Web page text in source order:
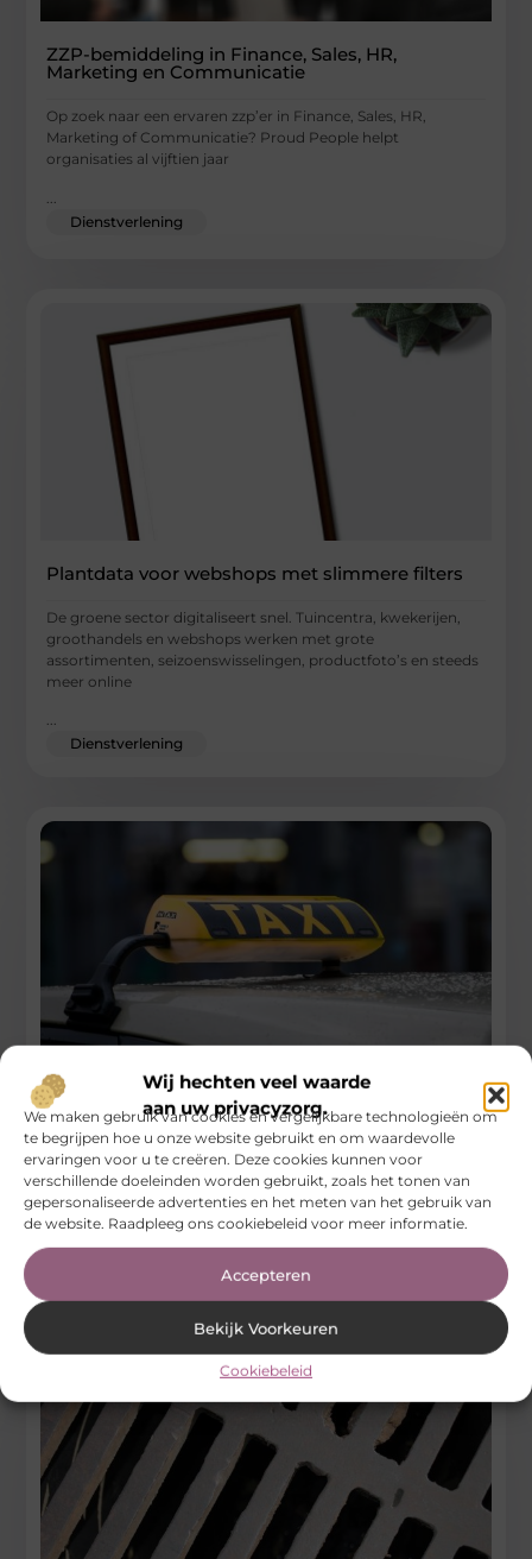
Wij hechten veel waarde
aan uw privacyzorg.
We maken gebruik van cookies en vergelijkbare technologieën om
te begrijpen hoe u onze website gebruikt en om waardevolle
ervaringen voor u te creëren. Deze cookies kunnen voor
verschillende doeleinden worden gebruikt, zoals het tonen van
gepersonaliseerde advertenties en het meten van het gebruik van
de website. Raadpleeg ons cookiebeleid voor meer informatie.
Accepteren
Bekijk Voorkeuren
Cookiebeleid
ZZP-bemiddeling in Finance, Sales, HR,
Marketing en Communicatie
Op zoek naar een ervaren zzp’er in Finance, Sales, HR,
Marketing of Communicatie? Proud People helpt
organisaties al vijftien jaar
Dienstverlening
Plantdata voor webshops met slimmere filters
De groene sector digitaliseert snel. Tuincentra, kwekerijen,
groothandels en webshops werken met grote
assortimenten, seizoenswisselingen, productfoto’s en steeds
meer online
Dienstverlening
Wanneer is het rendabel om een taxi te kiezen?
Stel je voor: je staat midden in de stad en hebt dringend een
vervoermiddel nodig. Je hebt verschillende opties,
waaronder
...